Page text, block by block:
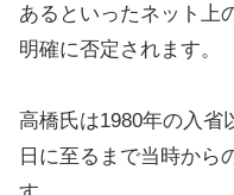
あるといったネット上
明確に否定されます。
高橋氏は1980年の入省
日に至るまで当時から